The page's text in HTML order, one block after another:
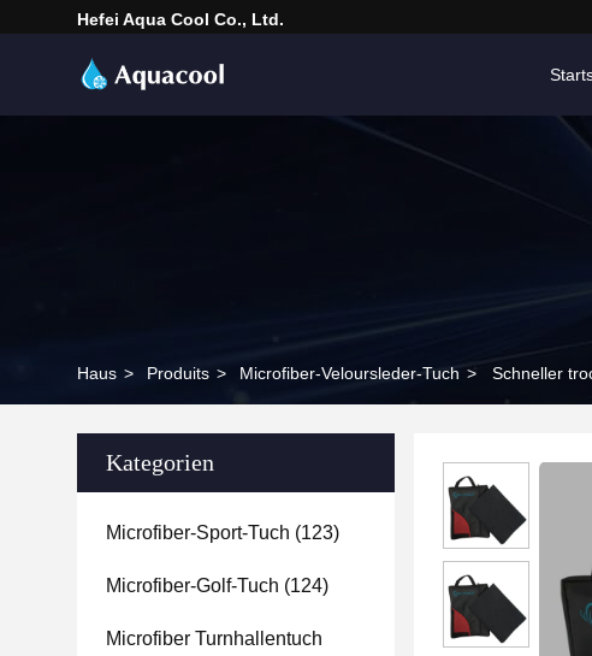
Hefei Aqua Cool Co., Ltd.
Haus > Produits > Microfiber-Veloursleder-Tuch > Schneller
Kategorien
Microfiber-Sport-Tuch (123)
Microfiber-Golf-Tuch (124)
Microfiber Turnhallentuch